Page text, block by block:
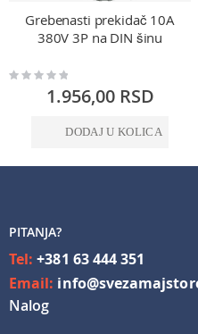
Grebenasti prekidač 10A
380V 3P na DIN šinu
Rating:
1.956,00 RSD
DODAJ U KOLICA
PITANJA?
Tel:+381 63 444 351
Email:
Nalog